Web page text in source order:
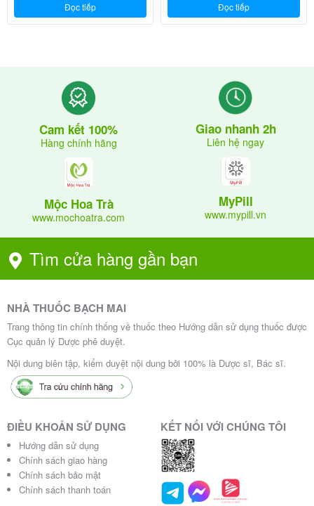
Đọc tiếp Đọc tiếp
Cam kết 100%
Hàng chính hãng
Giao nhanh 2h
Liên hệ ngay
Mộc Hoa Trà
www.mochoatra.com
MyPill
www.mypill.vn
Tìm cửa hàng gần bạn
NHÀ THUỐC BẠCH MAI
Trang thông tin chính thống về thuốc theo Hướng dẫn sử dụng thuốc được
Cục quản lý Dược phê duyệt.
Nội dung biên tập, kiểm duyệt nội dung bởi 100% là Dược sĩ, Bác sĩ.
ĐIỀU KHOẢN SỬ DỤNG
Hướng dẫn sử dụng
Chính sách giao hàng
Chính sách bảo mật
Chính sách thanh toán
KẾT NỐI VỚI CHÚNG TÔI